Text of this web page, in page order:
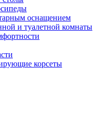
оснащением
и туалетной комнаты
корсеты